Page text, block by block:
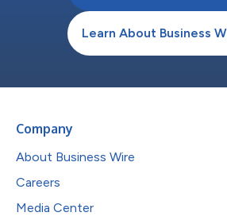
Learn About Business
Company
About Business Wire
Careers
Media Center